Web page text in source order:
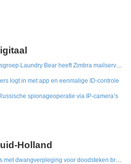
AIVD: Russische hackersgroep Laundry Bear heeft Zimbra mailservers gehackt
logt in met app en eenmalige ID-controle
spionageoperatie via IP-camera’s
Holland
Celstraf van 6 jaar en tbs met dwangverpleging voor doodsteken broer in Gouda